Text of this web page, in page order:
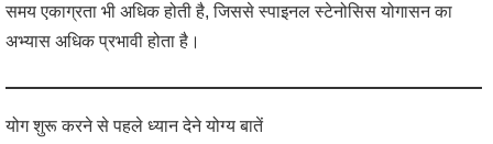
समय एकाग्रता भी अधिक होती है, जिससे स्पाइनल स्टेनोसिस योगासन का
अभ्यास अधिक प्रभावी होता है।
योग शुरू करने से पहले ध्यान देने योग्य बातें